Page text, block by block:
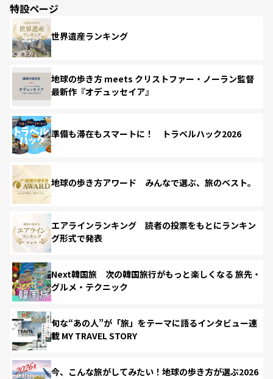
特設ページ
世界遺産ランキング
地球の歩き方 meets クリストファー・ノーラン監督
最新作『オデュッセイア』
準備も滞在もスマートに！ トラベルハック2026
地球の歩き方アワード みんなで選ぶ、旅のベスト。
エアラインランキング 読者の投票をもとにランキン
グ形式で発表
Next韓国旅 次の韓国旅行がもっと楽しくなる 旅先・
グルメ・テクニック
旬な“あの人”が「旅」をテーマに語るインタビュー連
載 MY TRAVEL STORY
今、こんな旅がしてみたい！地球の歩き方が選ぶ2026